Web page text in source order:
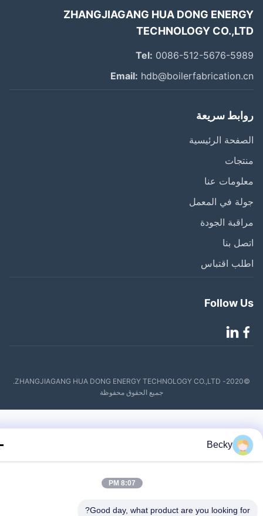
ZHANGJIAGANG HUA DONG
TECHNOLOGY
Tel:0086-512-5676-
Email:
سريعة
الرئيسية
عنا
في المعمل
الجودة
بنا
اقتباس
Follow
©2020- ZHANGJIAGANG HUA DONG ENERGY TECHNOLOGY CO.,LTD.
جميع الحقوق محفوظة
Becky
8:07 PM
Good day, what product are you looking